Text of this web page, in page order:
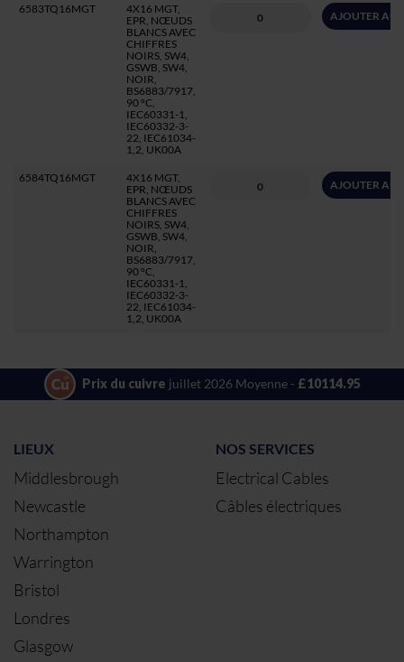
6583TQ16MGT
4X16 MGT,
EPR, NŒUDS
BLANCS AVEC
CHIFFRES
NOIRS, SW4,
GSWB, SW4,
NOIR,
BS6883/7917,
90 °C,
IEC60331-1,
IEC60332-3-
22, IEC61034-
1,2, UK00A
AJOUTER AU
6584TQ16MGT
4X16 MGT,
EPR, NŒUDS
BLANCS AVEC
CHIFFRES
NOIRS, SW4,
GSWB, SW4,
NOIR,
BS6883/7917,
90 °C,
IEC60331-1,
IEC60332-3-
22, IEC61034-
1,2, UK00A
AJOUTER AU
Prix du cuivre juillet 2026 Moyenne - £10114.95
LIEUX
Middlesbrough
Newcastle
Northampton
Warrington
Bristol
Londres
Glasgow
NOS SERVICES
Electrical Cables
Câbles électriques